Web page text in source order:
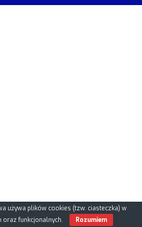
używa plików cookies (tzw. ciasteczka) w
oraz funkcjonalnych.
Rozumiem